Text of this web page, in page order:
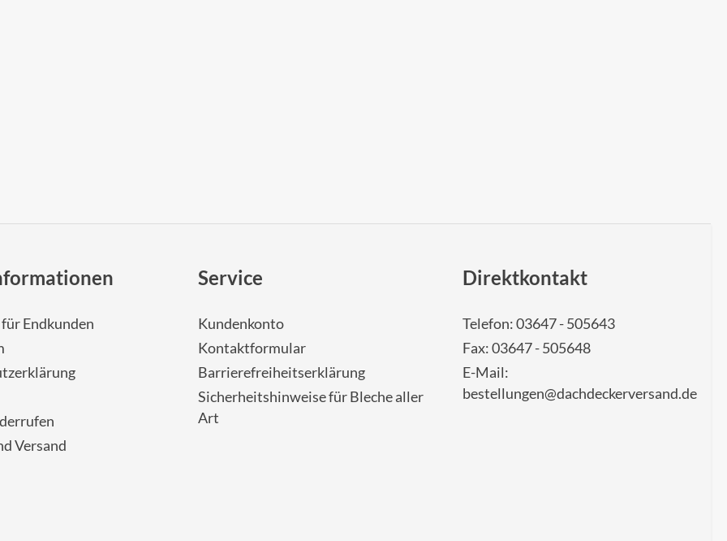
Endkunden
Versand
Service
Kundenkonto
Kontaktformular
Barrierefreiheitserklärung
Sicherheitshinweise für Bleche aller
Art
Direktkontakt
Telefon: 03647 - 505643
Fax: 03647 - 505648
E-Mail:
bestellungen@dachdeckerversand.de